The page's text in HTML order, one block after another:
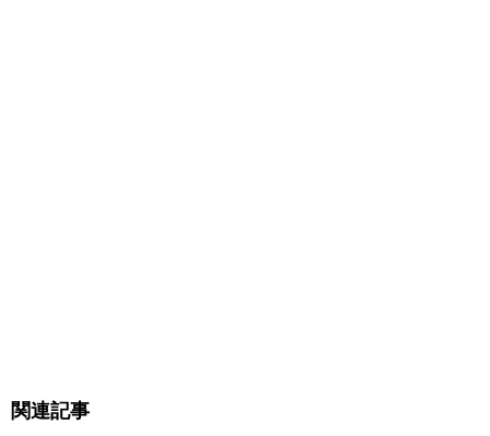
となる日本凱旋試合となる。
関連記事